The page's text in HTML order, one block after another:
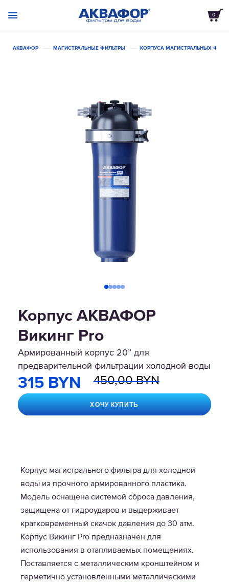
0
АКВАФОР МАГИСТРАЛЬНЫЕ ФИЛЬТРЫ КОРПУСА МАГИСТРАЛЬНЫХ
Корпус АКВАФОР
Викинг Pro
Армированный корпус 20” для
предварительной фильтрации холодной воды
315 BYN 450,00 BYN
ХОЧУ КУПИТЬ
Корпус магистрального фильтра для холодной
воды из прочного армированного пластика.
Модель оснащена системой сброса давления,
защищена от гидроударов и выдерживает
кратковременный скачок давления до 30 атм.
Корпус Викинг Pro предназначен для
использования в отапливаемых помещениях.
Поставляется с металлическим кронштейном и
герметично установленными металлическими